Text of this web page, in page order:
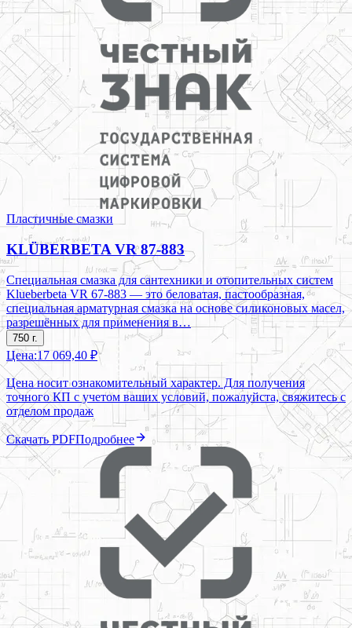
Пластичные смазки
KLÜBERBETA VR 87-883
Специальная смазка для сантехники и отопительных систем
Klueberbeta VR 67-883 — это беловатая, пастообразная,
специальная арматурная смазка на основе силиконовых масел,
разрешённых для применения в…
750 г.
Цена:17 069,40 ₽
Цена носит ознакомительный характер. Для получения
точного КП с учетом ваших условий, пожалуйста, свяжитесь с
отделом продаж
Скачать PDFПодробнее